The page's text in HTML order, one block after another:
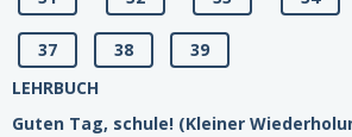
37 38
39
LEHRBUCH
Guten Tag, schule! (Kleiner